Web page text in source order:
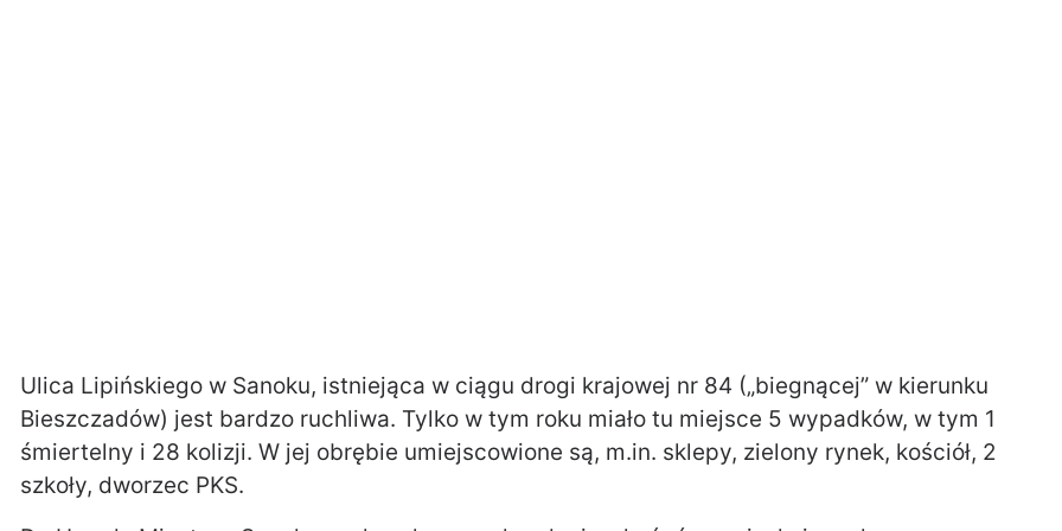
Ulica Lipińskiego w Sanoku, istniejąca w ciągu drogi krajowej nr 84 („biegnącej” w kierunku
Bieszczadów) jest bardzo ruchliwa. Tylko w tym roku miało tu miejsce 5 wypadków, w tym 1
śmiertelny i 28 kolizji. W jej obrębie umiejscowione są, m.in. sklepy, zielony rynek, kościół, 2
szkoły, dworzec PKS.